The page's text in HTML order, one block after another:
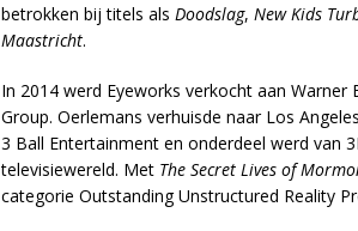
betrokken bij titels als Doodslag, New Kids
Maastricht.
In 2014 werd Eyeworks verkocht aan Warner
Group. Oerlemans verhuisde naar Los
3 Ball Entertainment en onderdeel werd van
televisiewereld. Met The Secret Lives of
categorie Outstanding Unstructured Reality